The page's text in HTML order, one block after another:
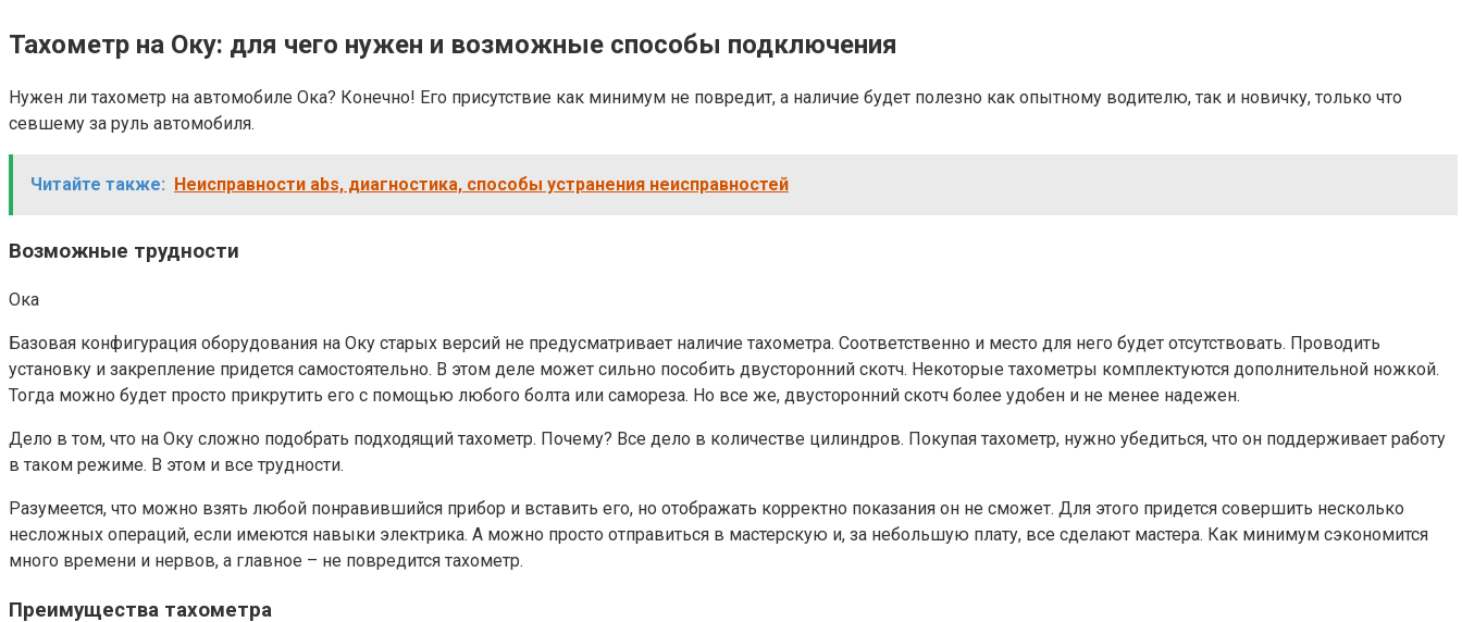
Тахометр на Оку: для чего нужен и возможные способы подключения
Нужен ли тахометр на автомобиле Ока? Конечно! Его присутствие как минимум не повредит, а наличие будет полезно как опытному водителю, так и новичку, только что
севшему за руль автомобиля.
Читайте также: Неисправности abs, диагностика, способы устранения неисправностей
Возможные трудности
Ока
Базовая конфигурация оборудования на Оку старых версий не предусматривает наличие тахометра. Соответственно и место для него будет отсутствовать. Проводить
установку и закрепление придется самостоятельно. В этом деле может сильно пособить двусторонний скотч. Некоторые тахометры комплектуются дополнительной ножкой.
Тогда можно будет просто прикрутить его с помощью любого болта или самореза. Но все же, двусторонний скотч более удобен и не менее надежен.
Дело в том, что на Оку сложно подобрать подходящий тахометр. Почему? Все дело в количестве цилиндров. Покупая тахометр, нужно убедиться, что он поддерживает работу
в таком режиме. В этом и все трудности.
Разумеется, что можно взять любой понравившийся прибор и вставить его, но отображать корректно показания он не сможет. Для этого придется совершить несколько
несложных операций, если имеются навыки электрика. А можно просто отправиться в мастерскую и, за небольшую плату, все сделают мастера. Как минимум сэкономится
много времени и нервов, а главное – не повредится тахометр.
Преимущества тахометра